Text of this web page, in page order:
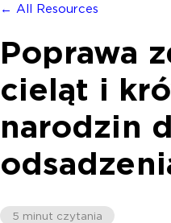
← All Resources
Poprawa
cieląt i
narodzin
5 minut czytania